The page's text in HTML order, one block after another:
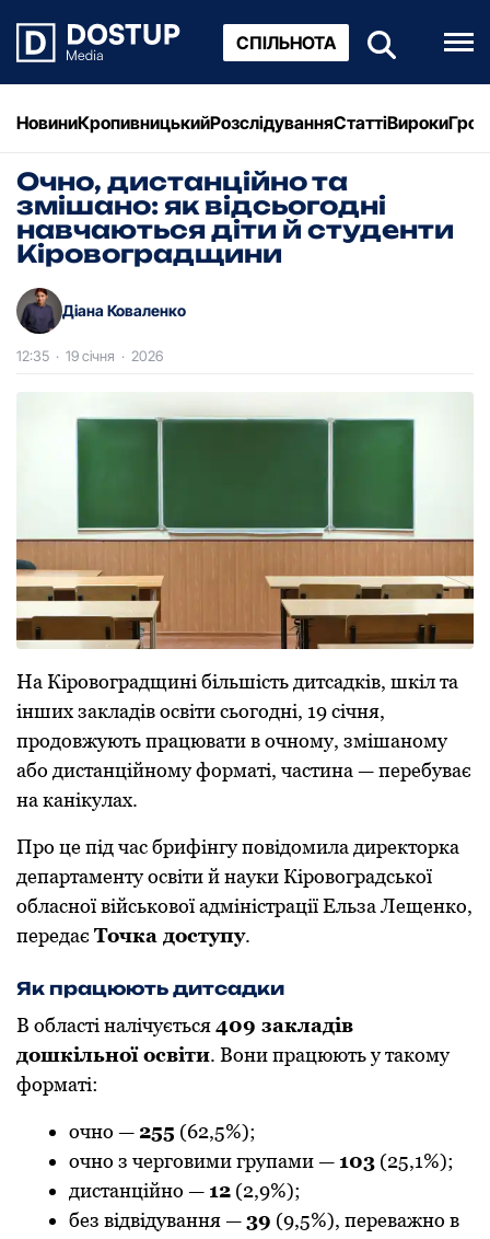
СПІЛЬНОТА
НовиниКропивницькийРозслідуванняСтаттіВироки
Очно, дистанційно та
змішано: як відсьогодні
навчаються діти й студенти
Кіровоградщини
Діана Коваленко
12:35 · 19 січня · 2026
На Кіровоградщині більшість дитсадків, шкіл та
інших закладів освіти сьогодні, 19 січня,
продовжують працювати в очному, змішаному
або дистанційному форматі, частина — перебуває
на канікулах.
Про це під час брифінгу повідомила директорка
департаменту освіти й науки Кіровоградської
обласної військової адміністрації Ельза Лещенко,
передає Точка доступу.
Як працюють дитсадки
В області налічується409 закладів
дошкільної освіти. Вони працюють у такому
форматі:
очно — 255 (62,5%);
очно з черговими групами — 103 (25,1%);
дистанційно — 12 (2,9%);
без відвідування — 39 (9,5%), переважно в